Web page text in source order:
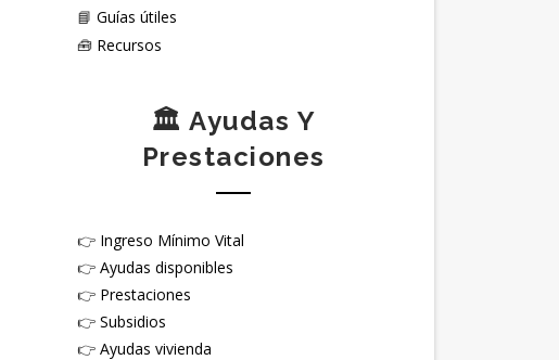
📘 Guías útiles
🧰 Recursos
🏛️ Ayudas Y
Prestaciones
👉 Ingreso Mínimo Vital
👉 Ayudas disponibles
👉 Prestaciones
👉 Subsidios
👉 Ayudas vivienda